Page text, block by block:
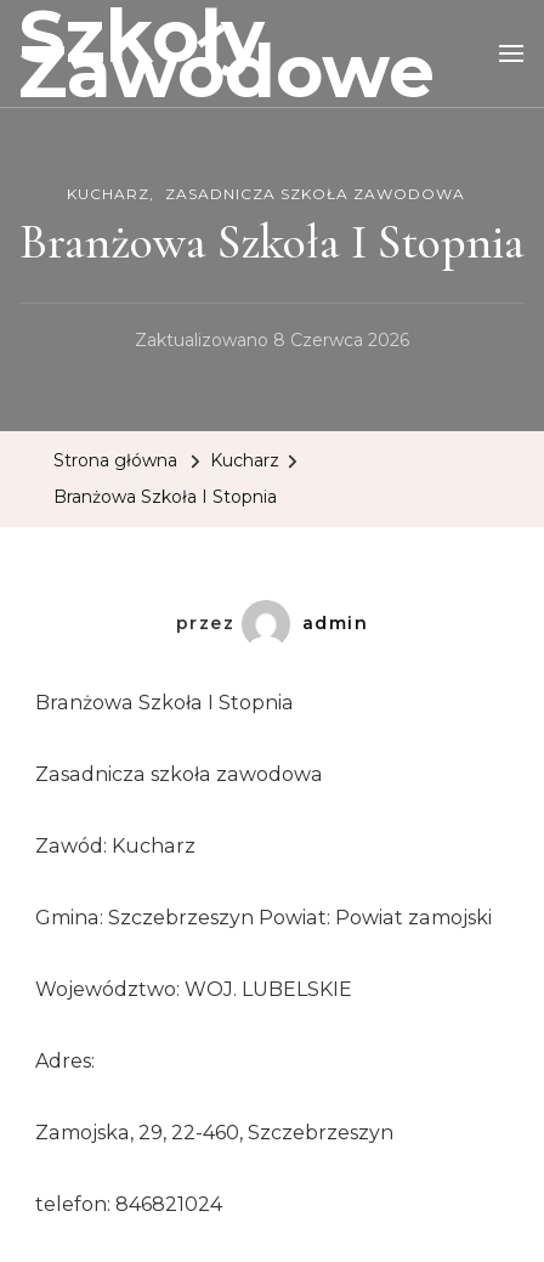
Szkoły
Zawodowe
KUCHARZ ZASADNICZA SZKOŁA ZAWODOWA
Branżowa Szkoła I Stopnia
Zaktualizowano 8 Czerwca 2026
Strona główna
Kucharz
Branżowa Szkoła I Stopnia
przez admin
Branżowa Szkoła I Stopnia
Zasadnicza szkoła zawodowa
Zawód: Kucharz
Gmina: Szczebrzeszyn Powiat: Powiat zamojski
Województwo: WOJ. LUBELSKIE
Adres:
Zamojska, 29, 22-460, Szczebrzeszyn
telefon: 846821024